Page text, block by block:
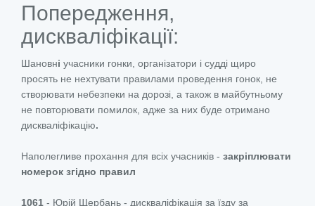
Попередження,
дискваліфікації:
Шановні учасники гонки, організатори і судді щиро
просять не нехтувати правилами проведення гонок, не
створювати небезпеки на дорозі, а також в майбутньому
не повторювати помилок, адже за них буде отримано
дискваліфікацію.
Наполегливе прохання для всіх учасників - закріплювати
номерок згідно правил
1061 - Юрій Щербань - дискваліфікація за їзду за